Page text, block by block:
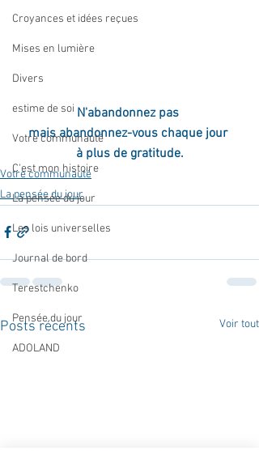
Croyances et idées reçues
Mises en lumière
Divers
estime de soi
Votre communauté
C'est mon histoire
La pensée du jour
Les lois universelles
Journal de bord
Terestchenko
Pensée du jour
ADOLAND
N'abandonnez pas
mais abandonnez-vous chaque jour
à plus de gratitude.
Votre communauté
La pensée du jour
Posts récents Voir tout